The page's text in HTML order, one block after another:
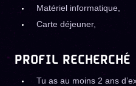
Matériel informatique,
Carte déjeuner,
PROFIL RECHERCHÉ
Tu as au moins 2 ans